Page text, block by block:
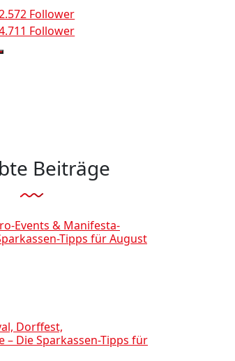
Follower
Follower
Beiträge
Events & Manifesta-
Tipps für August
Dorffest,
– Die Sparkassen-Tipps für